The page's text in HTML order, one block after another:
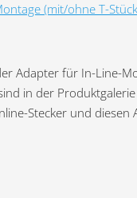
(mit/ohne T-
Adapter für In-Line-
in der
Stecker und diesen